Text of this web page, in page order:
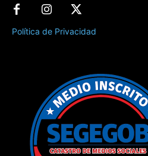
Política de Privacidad